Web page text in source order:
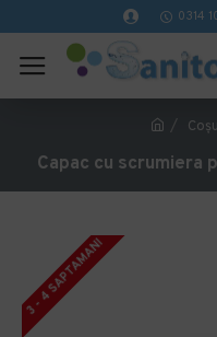
0314
Coşuri
Capac cu scrumiera
3 - 4 SAPTAMANI